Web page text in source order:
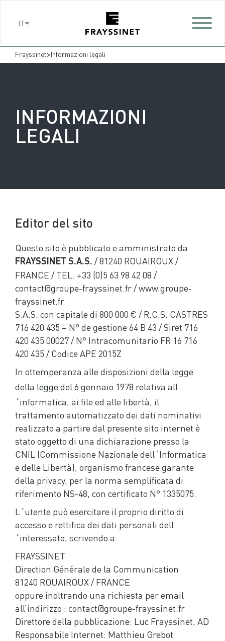
IT
Frayssinet>Informazioni legali
INFORMAZIONI
LEGALI
Editor del sito
Questo sito è pubblicato e amministrato da
FRAYSSINET S.A.S. / 81240 ROUAIROUX /
FRANCE / TEL. +33 (0)5 63 98 42 08 /
contact@groupe-frayssinet.fr / www.groupe-
frayssinet.fr
S.A.S. con capitale di 800 000 € / R.C.S. CASTRES
716 420 435 – N° de gestione 64 B 43 / Siret 716
420 435 00027 / N° Intracomunitario FR 16 716
420 435 / Codice APE 2015Z
In ottemperanza alle disposizioni della legge
della legge del 6 gennaio 1978 relativa all
´informatica, ai file ed alle libertà, il
trattamento automatizzato dei dati nominativi
realizzato a partire dal presente sito internet è
stato oggetto di una dichiarazione presso la
CNIL (Commissione Nazionale dell´Informatica
e delle Libertà), organismo francese garante
della privacy, per la norma semplificata di
riferimento NS-48, con certificato N° 1335075.
L´utente può esercitare il proprio diritto di
accesso e rettifica dei dati personali dell
´interessato, scrivendo a:
FRAYSSINET
Direction Générale de la Communication
81240 ROUAIROUX / FRANCE
oppure inoltrando una richiesta per email
all’indirizzo : contact@groupe-frayssinet.fr
Direttore della pubblicazione: Luc Frayssinet, AD
Responsabile Internet: Matthieu Grebot